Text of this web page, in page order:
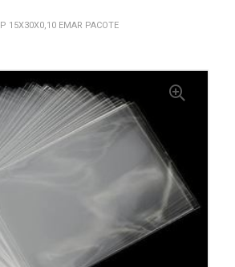
15X30X0,10 EMAR PACOTE